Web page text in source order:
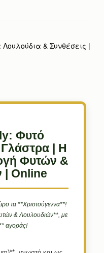
Λουλούδια & Συνθέσεις |
Φυτό
| Η
Φυτών &
| Online
τα **Χριστούγεννα**!
& Λουλουδιών**, με
αγοράς!